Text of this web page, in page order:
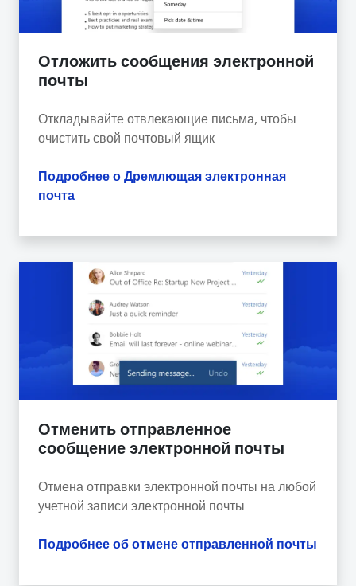
Отложить сообщения электронной
почты
Откладывайте отвлекающие письма, чтобы
очистить свой почтовый ящик
Подробнее о Дремлющая электронная
почта
Отменить отправленное
сообщение электронной почты
Отмена отправки электронной почты на любой
учетной записи электронной почты
Подробнее об отмене отправленной почты